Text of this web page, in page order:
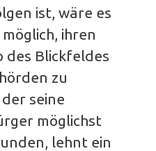
ist, wäre es
ihren
des Blickfeldes
zu
seine
möglichst
lehnt ein